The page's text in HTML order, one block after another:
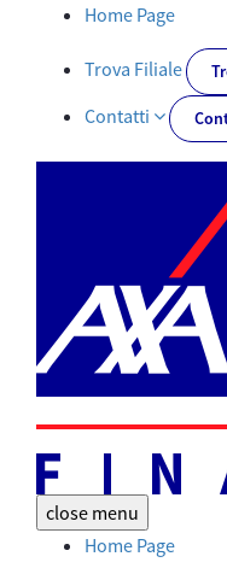
Tutti i documenti | AXA
Home Page
Trova Filiale
Contatti
close menu
Home Page